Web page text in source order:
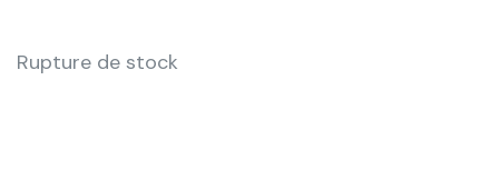
Rupture de stock